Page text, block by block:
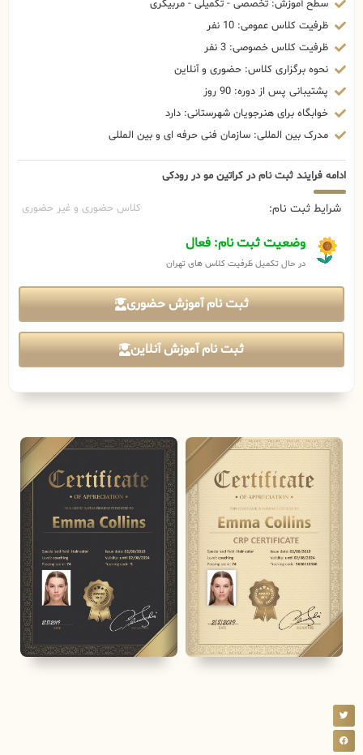
سطح آموزش: تخصصی - تکمیلی - مربیگری
ظرفیت کلاس عمومی: 10 نفر
ظرفیت کلاس خصوصی: 3 نفر
نحوه برگزاری کلاس: حضوری و آنلاین
پشتیبانی پس از دوره: 90 روز
خوابگاه برای هنرجویان شهرستانی: دارد
مدرک بین المللی: سازمان فنی حرفه ای و بین المللی
ادامه فرایند ثبت نام در کراتین مو در رودکی
شرایط ثبت نام: کلاس حضوری و غیر حضوری
وضعیت ثبت نام: فعال
در حال تکمیل ظرفیت کلاس های تهران
ثبت نام آموزش حضوری
ثبت نام آموزش آنلاین